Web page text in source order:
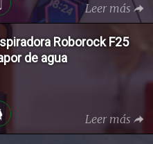
Leer más
Roborock F25
de agua
Leer más